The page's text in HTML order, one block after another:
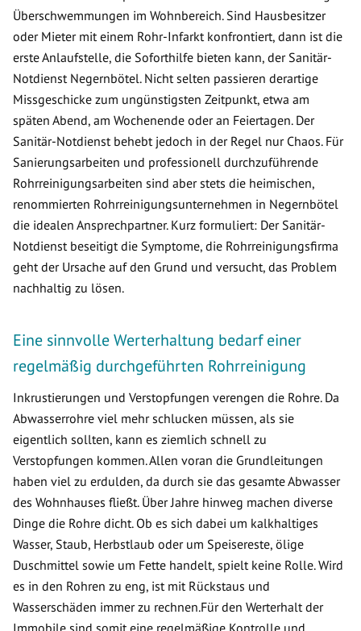
Überschwemmungen im Wohnbereich. Sind Hausbesitzer
oder Mieter mit einem Rohr-Infarkt konfrontiert, dann ist die
erste Anlaufstelle, die Soforthilfe bieten kann, der Sanitär-
Notdienst Negernbötel. Nicht selten passieren derartige
Missgeschicke zum ungünstigsten Zeitpunkt, etwa am
späten Abend, am Wochenende oder an Feiertagen. Der
Sanitär-Notdienst behebt jedoch in der Regel nur Chaos. Für
Sanierungsarbeiten und professionell durchzuführende
Rohrreinigungsarbeiten sind aber stets die heimischen,
renommierten Rohrreinigungsunternehmen in Negernbötel
die idealen Ansprechpartner. Kurz formuliert: Der Sanitär-
Notdienst beseitigt die Symptome, die Rohrreinigungsfirma
geht der Ursache auf den Grund und versucht, das Problem
nachhaltig zu lösen.
Eine sinnvolle Werterhaltung bedarf einer
regelmäßig durchgeführten Rohrreinigung
Inkrustierungen und Verstopfungen verengen die Rohre. Da
Abwasserrohre viel mehr schlucken müssen, als sie
eigentlich sollten, kann es ziemlich schnell zu
Verstopfungen kommen. Allen voran die Grundleitungen
haben viel zu erdulden, da durch sie das gesamte Abwasser
des Wohnhauses fließt. Über Jahre hinweg machen diverse
Dinge die Rohre dicht. Ob es sich dabei um kalkhaltiges
Wasser, Staub, Herbstlaub oder um Speisereste, ölige
Duschmittel sowie um Fette handelt, spielt keine Rolle. Wird
es in den Rohren zu eng, ist mit Rückstaus und
Wasserschäden immer zu rechnen.Für den Werterhalt der